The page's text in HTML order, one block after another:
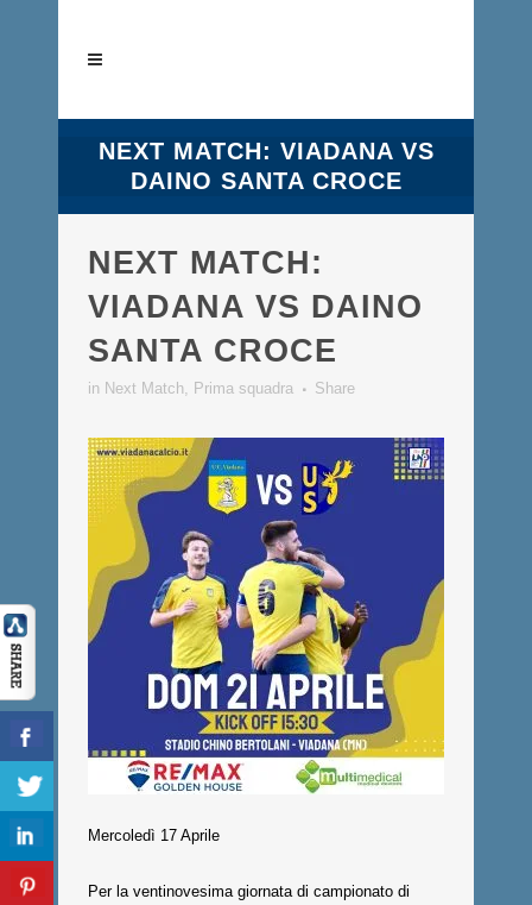
NEXT MATCH: VIADANA VS
DAINO SANTA CROCE
NEXT MATCH:
VIADANA VS DAINO
SANTA CROCE
in Next Match, Prima squadra Share
Mercoledì 17 Aprile
Per la ventinovesima giornata di campionato di